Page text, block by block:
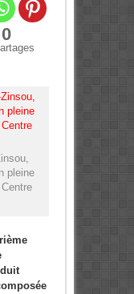
0
pleine